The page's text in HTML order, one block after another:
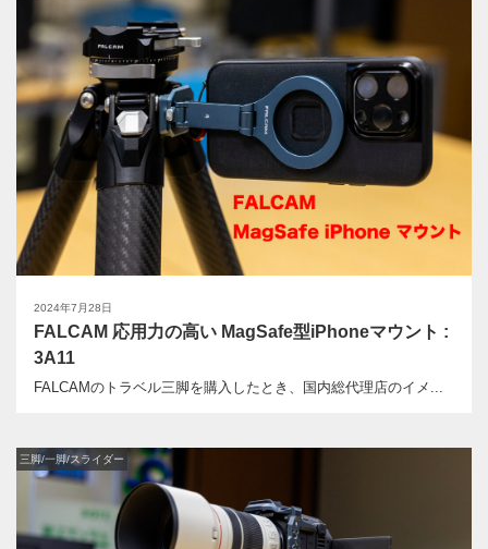
2024年7月28日
FALCAM 応用力の高い MagSafe型iPhoneマウント :
3A11
FALCAMのトラベル三脚を購入したとき、国内総代理店のイメ...
三脚/一脚/スライダー